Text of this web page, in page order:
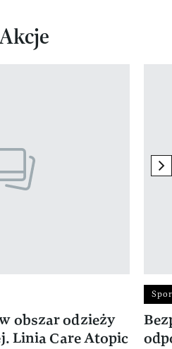
obszar odzieży
Linia Care Atopic